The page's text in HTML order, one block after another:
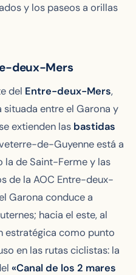
y los paseos a orillas
deux-Mers
del Entre-deux-Mers,
entre el Garona y
extienden las bastidas
de-Guyenne está a
la de Saint-Ferme y las
de la AOC Entre-deux-
Garona conduce a
hacia el este, al
estratégica como punto
en las rutas ciclistas: la
«Canal de los 2 mares